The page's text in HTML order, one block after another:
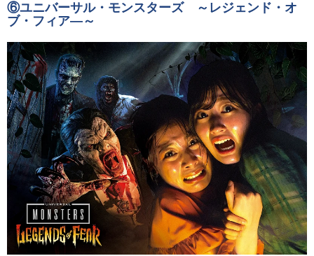
⑥ユニバーサル・モンスターズ ～レジェンド・オ
ブ・フィア―～